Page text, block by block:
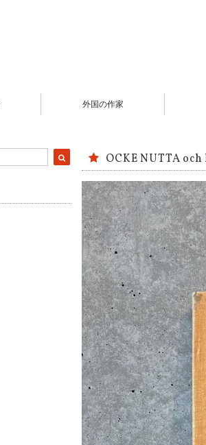
外国の作家
OCKE NUTTA